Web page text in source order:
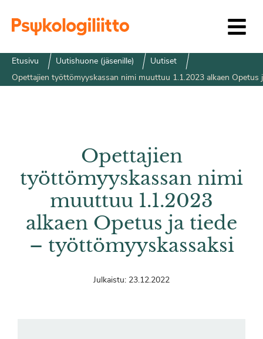
Etusivu Uutishuone (jäsenille)
Uutiset
Opettajien työttömyyskassan nimi muuttuu 1.1.2023 alkaen Opetus
Opettajien
työttömyyskassan nimi
muuttuu 1.1.2023
alkaen Opetus ja tiede
– työttömyyskassaksi
Julkaistu: 23.12.2022